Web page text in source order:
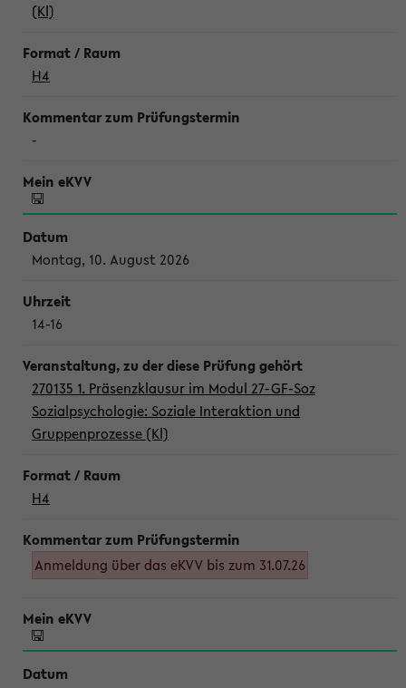
(Kl)
H4
-
Montag, 10. August 2026
14-16
270135 1. Präsenzklausur im Modul 27-GF-Soz
Sozialpsychologie: Soziale Interaktion und
Gruppenprozesse (Kl)
H4
Anmeldung über das eKVV bis zum 31.07.26